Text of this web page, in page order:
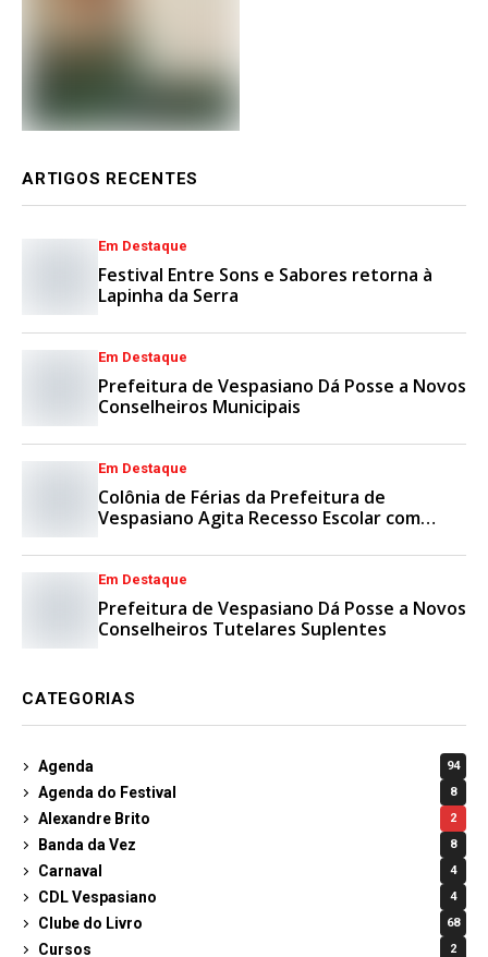
ARTIGOS RECENTES
Em Destaque
Festival Entre Sons e Sabores retorna à
Lapinha da Serra
Em Destaque
Prefeitura de Vespasiano Dá Posse a Novos
Conselheiros Municipais
Em Destaque
Colônia de Férias da Prefeitura de
Vespasiano Agita Recesso Escolar com
Em Destaque
Prefeitura de Vespasiano Dá Posse a Novos
Conselheiros Tutelares Suplentes
CATEGORIAS
Agenda 94
Agenda do Festival 8
Alexandre Brito 2
Banda da Vez 8
Carnaval 4
CDL Vespasiano 4
Clube do Livro 68
Cursos 2